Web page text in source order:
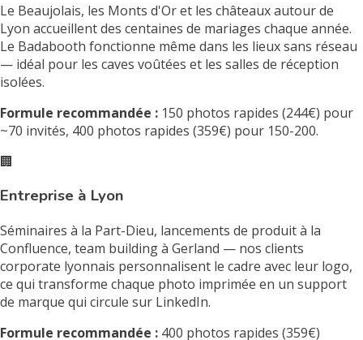
Le Beaujolais, les Monts d'Or et les châteaux autour de
Lyon accueillent des centaines de mariages chaque année.
Le Badabooth fonctionne même dans les lieux sans réseau
— idéal pour les caves voûtées et les salles de réception
isolées.
Formule recommandée : 150 photos rapides (244€) pour
~70 invités, 400 photos rapides (359€) pour 150-200.
🏢
Entreprise à Lyon
Séminaires à la Part-Dieu, lancements de produit à la
Confluence, team building à Gerland — nos clients
corporate lyonnais personnalisent le cadre avec leur logo,
ce qui transforme chaque photo imprimée en un support
de marque qui circule sur LinkedIn.
Formule recommandée : 400 photos rapides (359€)